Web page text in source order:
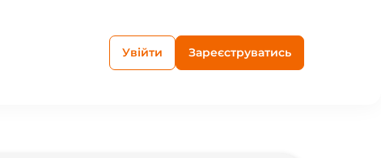
Увійти Зареєструватись